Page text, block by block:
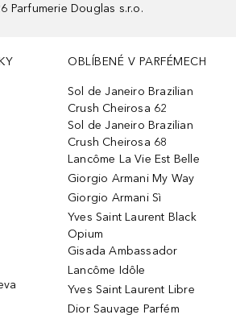
Parfumerie Douglas s.r.o.
OBLÍBENÉ V PARFÉMECH
Sol de Janeiro Brazilian
Crush Cheirosa 62
Sol de Janeiro Brazilian
Crush Cheirosa 68
Lancôme La Vie Est Belle
Giorgio Armani My Way
Giorgio Armani Sì
Yves Saint Laurent Black
Opium
Gisada Ambassador
Lancôme Idôle
Yves Saint Laurent Libre
Dior Sauvage Parfém